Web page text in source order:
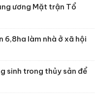
ương Mặt trận Tổ
6,8ha làm nhà ở xã hội
sinh trong thủy sản để